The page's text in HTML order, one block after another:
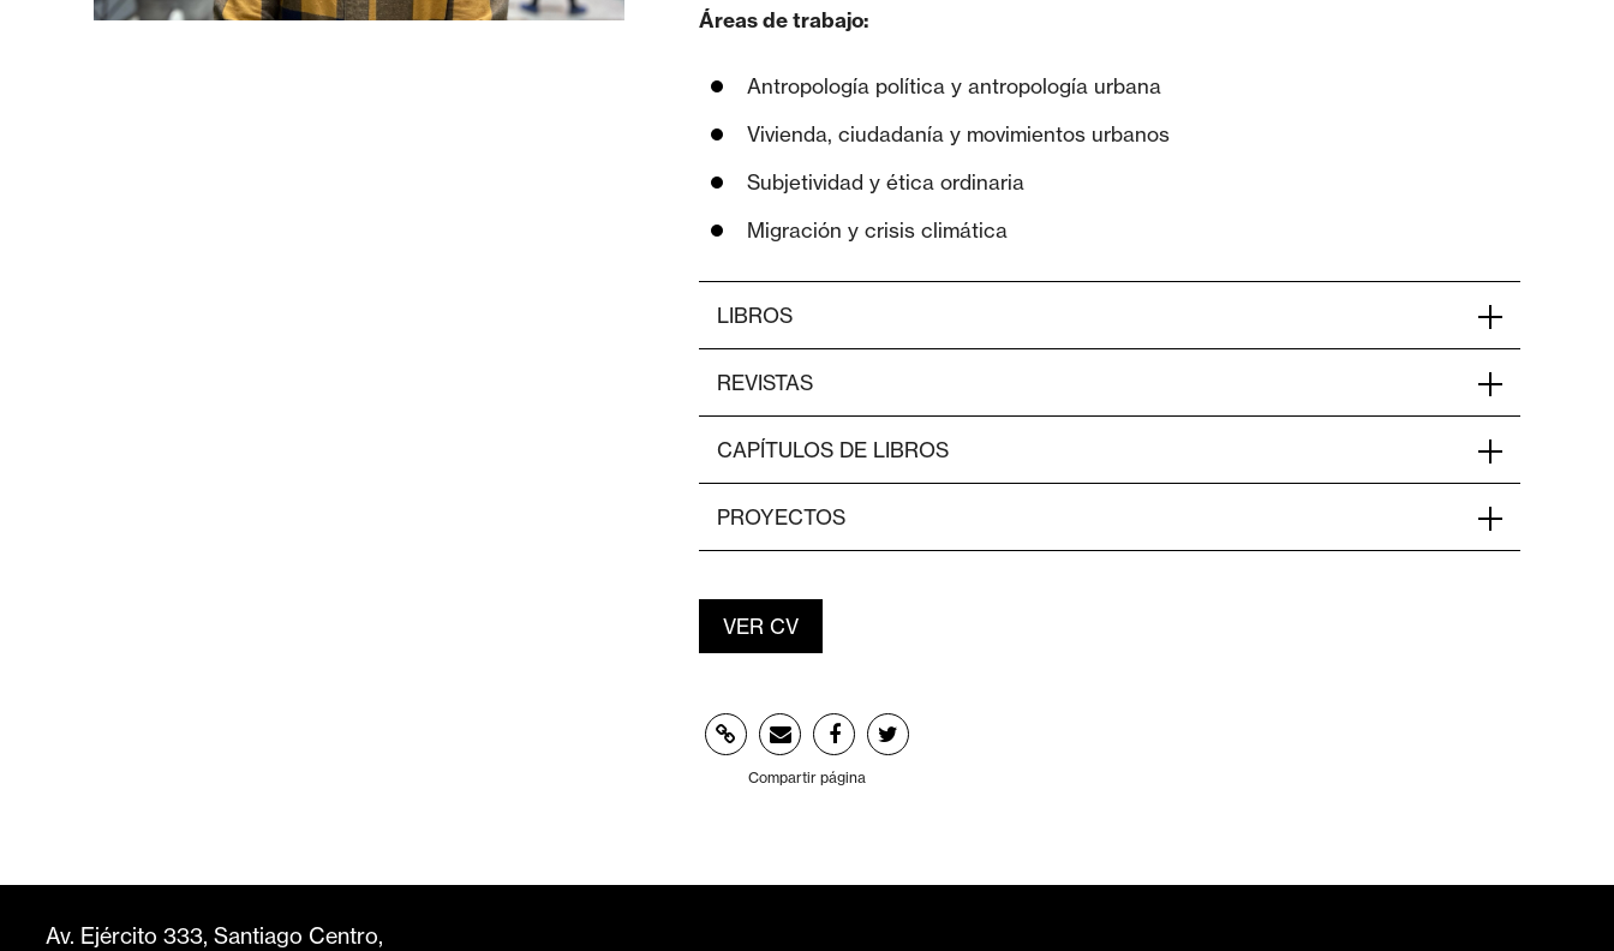
Áreas de trabajo:
Antropología política y antropología urbana
Vivienda, ciudadanía y movimientos urbanos
Subjetividad y ética ordinaria
Migración y crisis climática
LIBROS
REVISTAS
CAPÍTULOS DE LIBROS
PROYECTOS
VER CV
Compartir página
Av. Ejército 333, Santiago Centro,